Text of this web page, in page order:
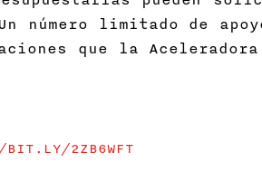
limitado de
que la
2ZB6WFT